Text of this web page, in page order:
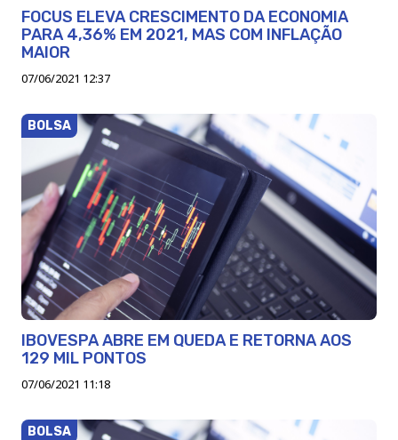
FOCUS ELEVA CRESCIMENTO DA ECONOMIA
PARA 4,36% EM 2021, MAS COM INFLAÇÃO
MAIOR
07/06/2021 12:37
BOLSA
IBOVESPA ABRE EM QUEDA E RETORNA AOS
129 MIL PONTOS
07/06/2021 11:18
BOLSA